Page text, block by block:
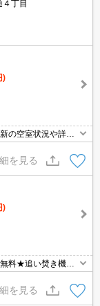
丁目
)
の空室状況や詳細
を見る
)
料★追い焚き機能
地です♪ オンライン
！
を見る